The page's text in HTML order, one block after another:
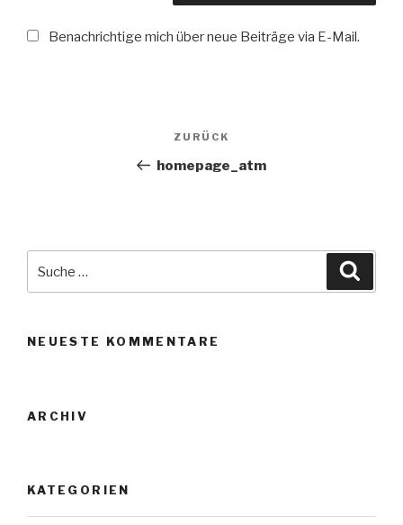
Benachrichtige mich über neue Beiträge via E-Mail.
Vorheriger
Beitrag
ZURÜCK
homepage_atm
Suche
NEUESTE KOMMENTARE
ARCHIV
KATEGORIEN